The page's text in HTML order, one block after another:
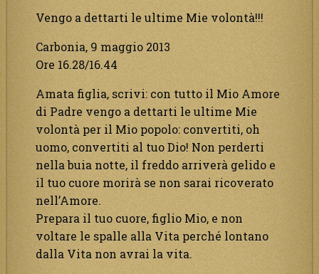
Vengo a dettarti le ultime Mie volontà!!!
Carbonia, 9 maggio 2013
Ore 16.28/16.44
Amata figlia, scrivi: con tutto il Mio Amore
di Padre vengo a dettarti le ultime Mie
volontà per il Mio popolo: convertiti, oh
uomo, convertiti al tuo Dio! Non perderti
nella buia notte, il freddo arriverà gelido e
il tuo cuore morirà se non sarai ricoverato
nell’Amore.
Prepara il tuo cuore, figlio Mio, e non
voltare le spalle alla Vita perché lontano
dalla Vita non avrai la vita.